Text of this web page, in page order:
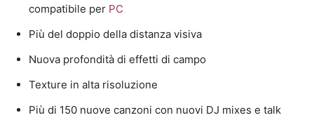
compatibile per PC
Più del doppio della distanza visiva
Nuova profondità di effetti di campo
Texture in alta risoluzione
Più di 150 nuove canzoni con nuovi DJ mixes e talk